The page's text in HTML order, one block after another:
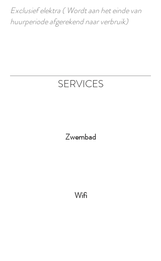
Exclusief elektra ( Wordt aan het einde van
huurperiode afgerekend naar verbruik)
SERVICES
Zwembad
Wifi